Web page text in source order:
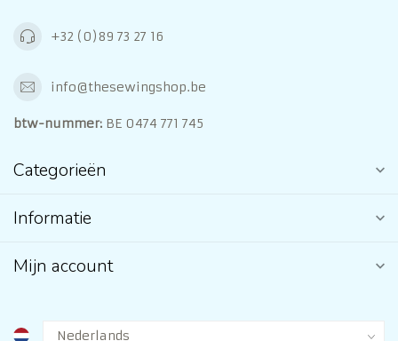
+32 (0)89 73 27 16
info@thesewingshop.be
btw-nummer: BE 0474 771 745
Categorieën
Informatie
Mijn account